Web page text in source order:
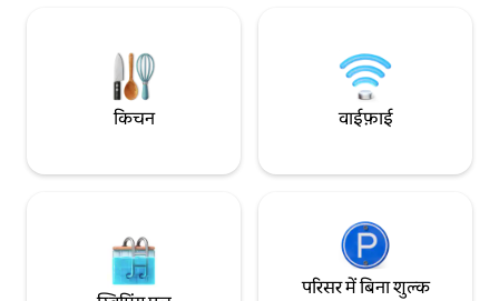
किचन वाईफ़ाई
परिसर में बिना शुल्क